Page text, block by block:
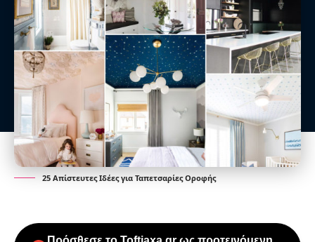
25 Απίστευτες Ιδέες για Ταπετσαρίες Οροφής